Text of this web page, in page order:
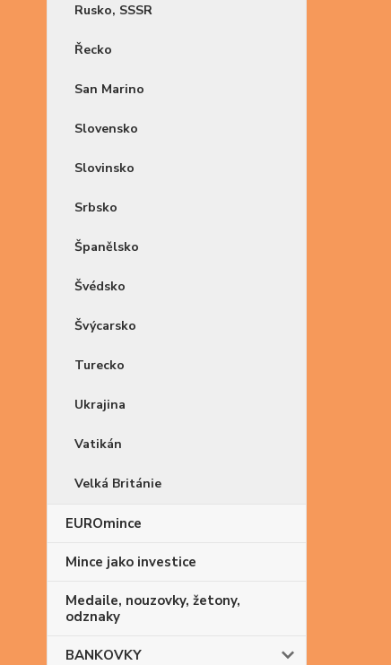
Rusko, SSSR
Řecko
San Marino
Slovensko
Slovinsko
Srbsko
Španělsko
Švédsko
Švýcarsko
Turecko
Ukrajina
Vatikán
Velká Británie
EUROmince
Mince jako investice
Medaile, nouzovky, žetony,
odznaky
BANKOVKY